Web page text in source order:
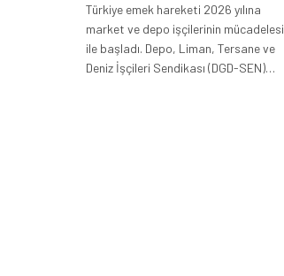
Türkiye emek hareketi 2026 yılına
market ve depo işçilerinin mücadelesi
ile başladı. Depo, Liman, Tersane ve
Deniz İşçileri Sendikası (DGD-SEN)…